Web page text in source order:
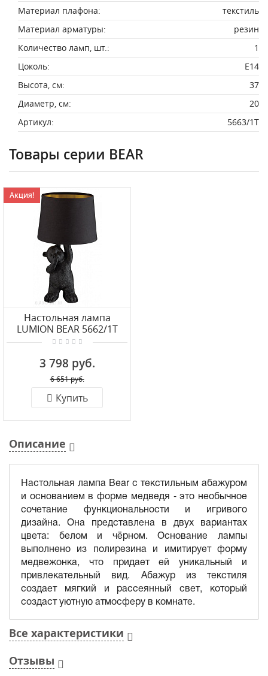
Материал плафона:
текстиль
Материал арматуры:
резин
Количество ламп, шт.:
1
Цоколь:
E14
Высота, см:
37
Диаметр, см:
20
Артикул:
5663/1T
Товары серии BEAR
Акция!
Настольная лампа
LUMION BEAR 5662/1T
3 798 руб.
6 651 руб.
Купить
Описание
Настольная лампа Bear с текстильным абажуром
и основанием в форме медведя - это необычное
сочетание функциональности и игривого
дизайна. Она представлена в двух вариантах
цвета: белом и чёрном. Основание лампы
выполнено из полирезина и имитирует форму
медвежонка, что придает ей уникальный и
привлекательный вид. Абажур из текстиля
создает мягкий и рассеянный свет, который
создаст уютную атмосферу в комнате.
Все характеристики
Отзывы